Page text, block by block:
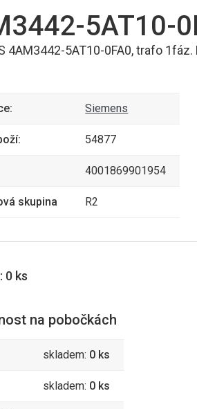
5AT10-
4AM3442-5AT10-0FA0, trafo
Siemens
54877
4001869901954
skupina R2
0 ks
na pobočkách
skladem: 0 ks
skladem: 0 ks